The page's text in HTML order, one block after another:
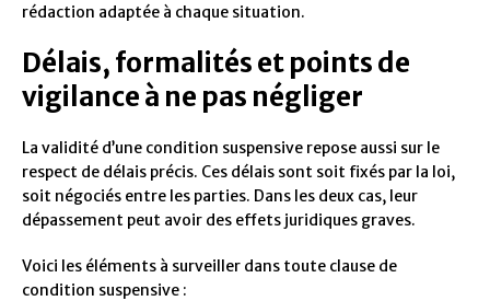
rédaction adaptée à chaque situation.
Délais, formalités et points de
vigilance à ne pas négliger
La validité d’une condition suspensive repose aussi sur le
respect de délais précis. Ces délais sont soit fixés par la loi,
soit négociés entre les parties. Dans les deux cas, leur
dépassement peut avoir des effets juridiques graves.
Voici les éléments à surveiller dans toute clause de
condition suspensive :